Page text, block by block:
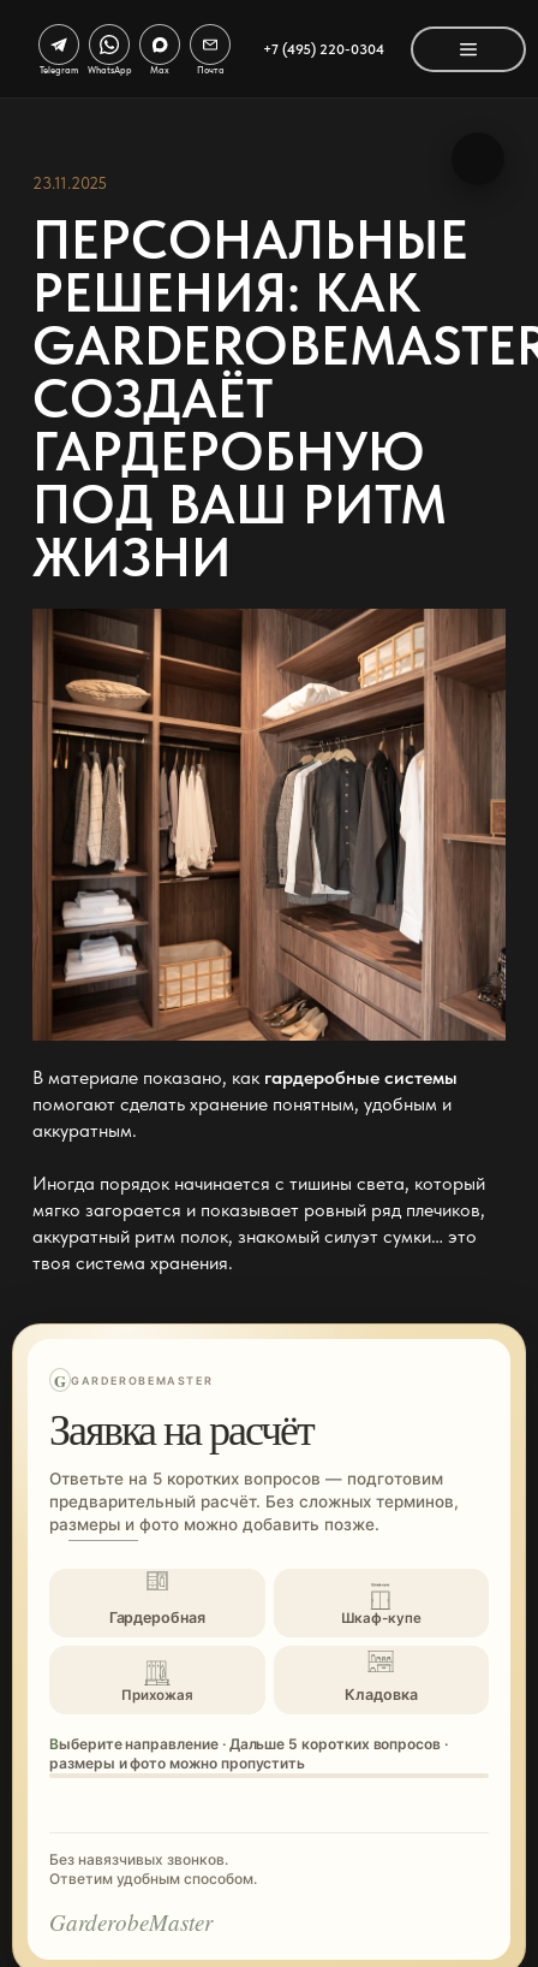
+7 (495) 220-0304
Telegram WhatsApp Max Почта
23.11.2025
ПЕРСОНАЛЬНЫЕ
РЕШЕНИЯ: КАК
СОЗДАЁТ
ГАРДЕРОБНУЮ
ПОД ВАШ РИТМ
ЖИЗНИ
В материале показано, как гардеробные системы
помогают сделать хранение понятным, удобным и
аккуратным.
Иногда порядок начинается с тишины света, который
мягко загорается и показывает ровный ряд плечиков,
аккуратный ритм полок, знакомый силуэт сумки… это
твоя система хранения.
G GARDEROBEMASTER
Заявка на расчёт
Ответьте на 5 коротких вопросов — подготовим
предварительный расчёт. Без сложных терминов,
размеры и фото можно добавить позже.
Гардеробная Шкаф-купе
Прихожая Кладовка
Выберите направление · Дальше 5 коротких вопросов ·
размеры и фото можно пропустить
Без навязчивых звонков.
Ответим удобным способом.
GarderobeMaster